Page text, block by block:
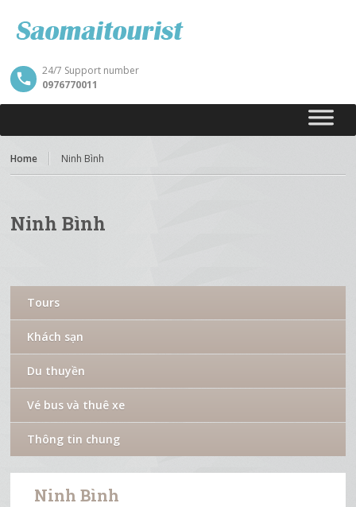
24/7 Support number
0976770011
Home Ninh Bình
Ninh Bình
Tours
Khách sạn
Du thuyền
Vé bus và thuê xe
Thông tin chung
Ninh Bình